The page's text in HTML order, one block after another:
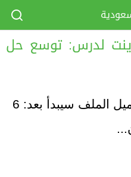
بوربوينت لدرس: توسع حل
الملف سيبدأ بعد: 6